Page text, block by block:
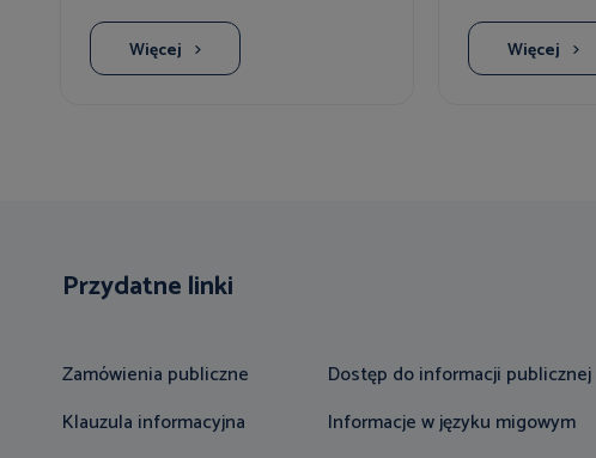
Więcej Więcej
Przydatne linki
Zamówienia publiczne
Klauzula informacyjna
Dostęp do informacji publicznej
Informacje w języku migowym